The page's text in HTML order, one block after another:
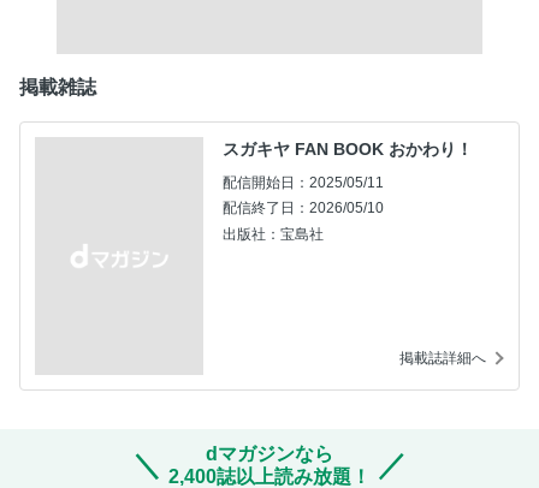
掲載雑誌
スガキヤ FAN BOOK おかわり！
配信開始日：2025/05/11
配信終了日：2026/05/10
出版社：宝島社
掲載誌詳細へ
dマガジンなら
2,400誌以上読み放題！